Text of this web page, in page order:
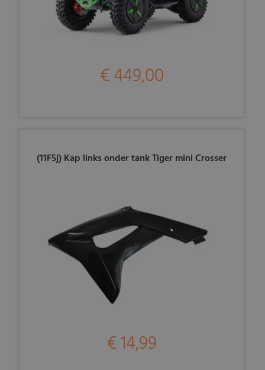
€ 449,00
(11F5j) Kap links onder tank Tiger mini Crosser
€ 14,99